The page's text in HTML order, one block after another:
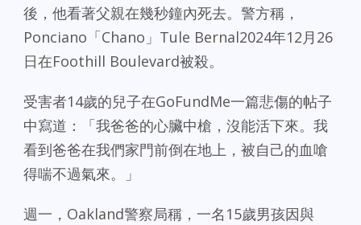
後，他看著父親在幾秒鐘內死去。警方稱，
Ponciano「Chano」Tule Bernal2024年12月26
日在Foothill Boulevard被殺。
受害者14歲的兒子在GoFundMe一篇悲傷的帖子
中寫道：「我爸爸的心臟中槍，沒能活下來。我
看到爸爸在我們家門前倒在地上，被自己的血嗆
得喘不過氣來。」
週一，Oakland警察局稱，一名15歲男孩因與